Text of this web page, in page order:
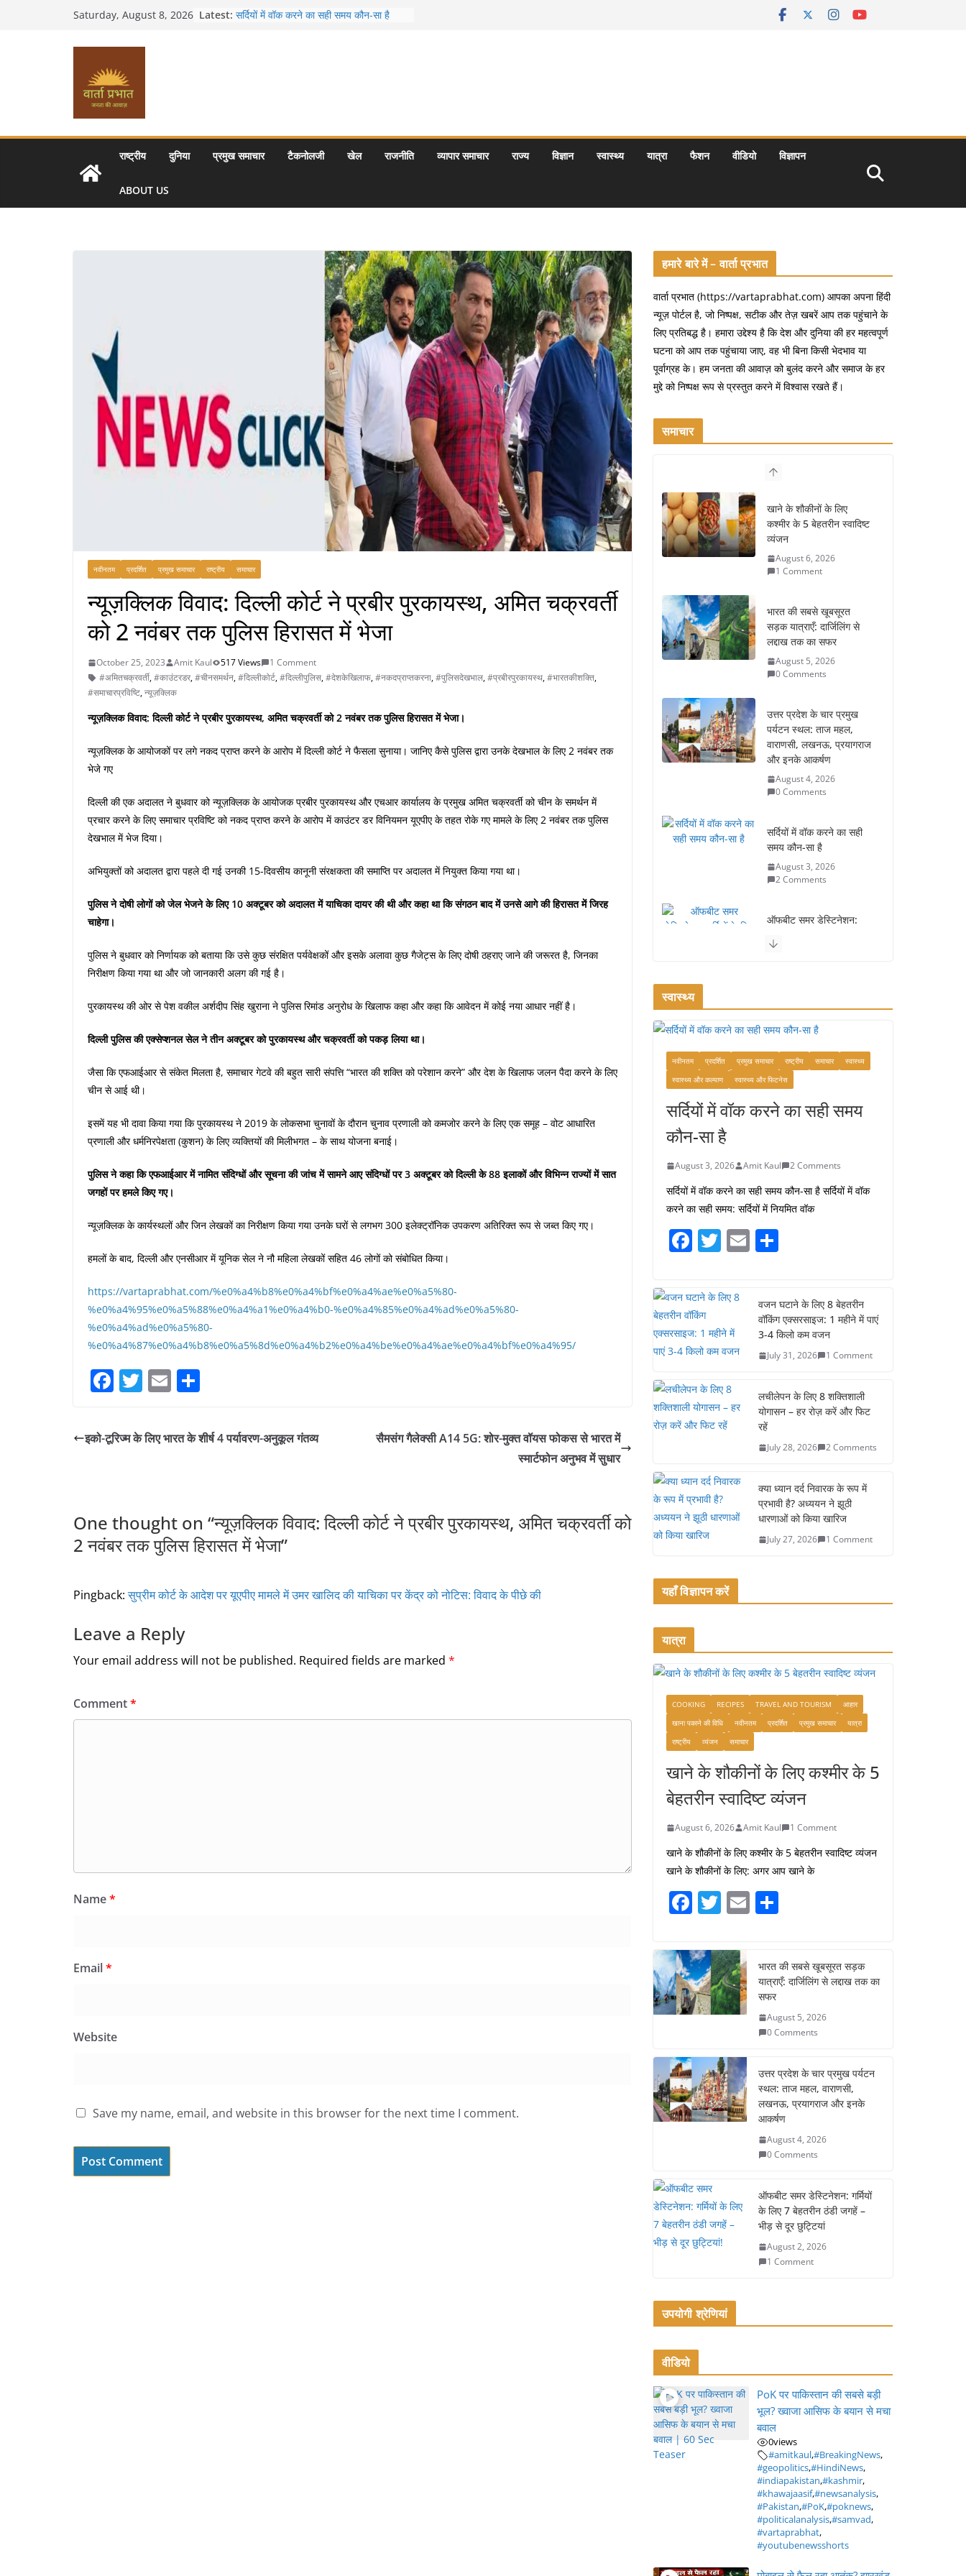
Saturday, August 8, 2026 Latest: सर्दियों में वॉक करने का सही समय कौन-सा है
राष्ट्रीय
दुनिया प्रमुख समाचार टैकनोलजी खेल राजनीति व्यापार समाचार राज्य विज्ञान स्वास्थ्य यात्रा फैशन वीडियो विज्ञापन
ABOUT US
नवीनतम प्रदर्शित प्रमुख समाचार राष्ट्रीय समाचार
न्यूज़क्लिक विवाद: दिल्ली कोर्ट ने प्रबीर पुरकायस्थ, अमित चक्रवर्ती
को 2 नवंबर तक पुलिस हिरासत में भेजा
October 25, 2023 Amit Kaul 517 Views
1 Comment
#अमितचक्रवर्ती,#काउंटरडर,#चीनसमर्थन,#दिल्लीकोर्ट,#दिल्लीपुलिस,#देशकेखिलाफ,#नकदप्राप्तकरना,#पुलिसदेखभाल,#प्रबीरपुरकायस्थ,#भारतकीशक्ति,
#समाचारप्रविष्टि,न्यूज़क्लिक
न्यूज़क्लिक विवाद: दिल्ली कोर्ट ने प्रबीर पुरकायस्थ, अमित चक्रवर्ती को 2 नवंबर तक पुलिस हिरासत में भेजा।
न्यूज़क्लिक के आयोजकों पर लगे नकद प्राप्त करने के आरोप में दिल्ली कोर्ट ने फैसला सुनाया। जानिए कैसे पुलिस द्वारा उनके देखभाल के लिए 2 नवंबर तक
भेजे गए
दिल्ली की एक अदालत ने बुधवार को न्यूज़क्लिक के आयोजक प्रबीर पुरकायस्थ और एचआर कार्यालय के प्रमुख अमित चक्रवर्ती को चीन के समर्थन में
प्रचार करने के लिए समाचार प्रविष्टि को नकद प्राप्त करने के आरोप में काउंटर डर विनियमन यूएपीए के तहत रोके गए मामले के लिए 2 नवंबर तक पुलिस
देखभाल में भेज दिया।
अभियुक्तों को अदालत द्वारा पहले दी गई उनकी 15-दिवसीय कानूनी संरक्षकता की समाप्ति पर अदालत में नियुक्त किया गया था।
पुलिस ने दोषी लोगों को जेल भेजने के लिए 10 अक्टूबर को अदालत में याचिका दायर की थी और कहा था कि संगठन बाद में उनसे आगे की हिरासत में जिरह
चाहेगा।
पुलिस ने बुधवार को निर्णायक को बताया कि उसे कुछ संरक्षित पर्यवेक्षकों और इसके अलावा कुछ गैजेट्स के लिए दोषी ठहराए जाने की जरूरत है, जिनका
निरीक्षण किया गया था और जो जानकारी अलग की गई है।
पुरकायस्थ की ओर से पेश वकील अर्शदीप सिंह खुराना ने पुलिस रिमांड अनुरोध के खिलाफ कहा और कहा कि आवेदन में कोई नया आधार नहीं है।
दिल्ली पुलिस की एक्सेप्शनल सेल ने तीन अक्टूबर को पुरकायस्थ और चक्रवर्ती को पकड़ लिया था।
जैसा कि एफआईआर से संकेत मिलता है, समाचार गेटवे की बहुत सारी संपत्ति “भारत की शक्ति को परेशान करने” और देश के खिलाफ जलन पैदा करने के लिए
चीन से आई थी।
इसमें यह भी दावा किया गया कि पुरकायस्थ ने 2019 के लोकसभा चुनावों के दौरान चुनाव प्रणाली को कमजोर करने के लिए एक समूह – वोट आधारित
प्रणाली और धर्मनिरपेक्षता (कुशन) के लिए व्यक्तियों की मिलीभगत – के साथ योजना बनाई।
पुलिस ने कहा कि एफआईआर में नामित संदिग्धों और सूचना की जांच में सामने आए संदिग्धों पर 3 अक्टूबर को दिल्ली के 88 इलाकों और विभिन्न राज्यों में सात
जगहों पर हमले किए गए।
न्यूज़क्लिक के कार्यस्थलों और जिन लेखकों का निरीक्षण किया गया उनके घरों से लगभग 300 इलेक्ट्रॉनिक उपकरण अतिरिक्त रूप से जब्त किए गए।
हमलों के बाद, दिल्ली और एनसीआर में यूनिक सेल ने नौ महिला लेखकों सहित 46 लोगों को संबोधित किया।
https://vartaprabhat.com/%e0%a4%b8%e0%a4%bf%e0%a4%ae%e0%a5%80-
%e0%a4%95%e0%a5%88%e0%a4%a1%e0%a4%b0-%e0%a4%85%e0%a4%ad%e0%a5%80-
%e0%a4%ad%e0%a5%80-
%e0%a4%87%e0%a4%b8%e0%a5%8d%e0%a4%b2%e0%a4%be%e0%a4%ae%e0%a4%bf%e0%a4%95/
F
c
e
o
k
T
itt
er
E
ai
l
ar
e
इको-टूरिज्म के लिए भारत के शीर्ष 4 पर्यावरण-अनुकूल गंतव्य
सैमसंग गैलेक्सी A14 5G: शोर-मुक्त वॉयस फोकस से भारत में
स्मार्टफोन अनुभव में सुधार
One thought on “न्यूज़क्लिक विवाद: दिल्ली कोर्ट ने प्रबीर पुरकायस्थ, अमित चक्रवर्ती को
2 नवंबर तक पुलिस हिरासत में भेजा”
Pingback:सुप्रीम कोर्ट के आदेश पर यूएपीए मामले में उमर खालिद की याचिका पर केंद्र को नोटिस: विवाद के पीछे की
Leave a Reply
Your email address will not be published. Required fields are marked *
Comment*
Name*
Email*
Website
Save my name, email, and website in this browser for the next time I comment.
हमारे बारे में – वार्ता प्रभात
वार्ता प्रभात (https://vartaprabhat.com) आपका अपना हिंदी
न्यूज़ पोर्टल है, जो निष्पक्ष, सटीक और तेज़ खबरें आप तक पहुंचाने के
लिए प्रतिबद्ध है। हमारा उद्देश्य है कि देश और दुनिया की हर महत्वपूर्ण
घटना को आप तक पहुंचाया जाए, वह भी बिना किसी भेदभाव या
पूर्वाग्रह के। हम जनता की आवाज़ को बुलंद करने और समाज के हर
मुद्दे को निष्पक्ष रूप से प्रस्तुत करने में विश्वास रखते हैं।
समाचार
खाने के शौकीनों के लिए
कश्मीर के 5 बेहतरीन स्वादिष्ट
व्यंजन
August 6, 2026
1 Comment
भारत की सबसे खूबसूरत
सड़क यात्राएँ: दार्जिलिंग से
लद्दाख तक का सफर
August 5, 2026
0 Comments
उत्तर प्रदेश के चार प्रमुख
पर्यटन स्थल: ताज महल,
वाराणसी, लखनऊ, प्रयागराज
और इनके आकर्षण
August 4, 2026
0 Comments
सर्दियों में वॉक करने का सही
समय कौन-सा है
August 3, 2026
2 Comments
ऑफबीट समर डेस्टिनेशन:
जगहें – भीड़ से दूर छुट्टियां
कश्मीर यात्रा गाइड:
प्राकृतिक सुंदरता और
स्वादिष्ट भोजन का अनूठा संगम
August 1, 2026
1 Comment
1 Comment
16 ज़रूरी कीबोर्ड शॉर्टकट्स
जो आपकी उत्पादकता को
स्वास्थ्य
नवीनतम प्रदर्शित प्रमुख समाचार राष्ट्रीय समाचार
स्वास्थ्य
स्वास्थ्य और कल्याण
स्वास्थ्य और फिटनेस
सर्दियों में वॉक करने का सही समय
कौन-सा है
August 3, 2026 Amit Kaul 2 Comments
सर्दियों में वॉक करने का सही समय कौन-सा है सर्दियों में वॉक
करने का सही समय: सर्दियों में नियमित वॉक
F
c
e
b
o
o
k
T
itt
er
E
e
वजन घटाने के लिए 8 बेहतरीन
वॉकिंग एक्सरसाइज: 1 महीने में पाएं
3-4 किलो कम वजन
July 31, 2026 1 Comment
लचीलेपन के लिए 8 शक्तिशाली
योगासन – हर रोज़ करें और फिट
रहें
July 28, 2026 2 Comments
क्या ध्यान दर्द निवारक के रूप में
प्रभावी है? अध्ययन ने झूठी
धारणाओं को किया खारिज
July 27, 2026 1 Comment
यहाँ विज्ञापन करें
यात्रा
COOKING RECIPES TRAVEL AND TOURISM
आहार
खाना पकाने की विधि
नवीनतम प्रदर्शित प्रमुख समाचार
यात्रा
राष्ट्रीय
व्यंजन समाचार
खाने के शौकीनों के लिए कश्मीर के 5
बेहतरीन स्वादिष्ट व्यंजन
August 6, 2026 Amit Kaul 1 Comment
खाने के शौकीनों के लिए कश्मीर के 5 बेहतरीन स्वादिष्ट व्यंजन
खाने के शौकीनों के लिए: अगर आप खाने के
F
c
e
b
o
k
T
itt
er
E
e
भारत की सबसे खूबसूरत सड़क
यात्राएँ: दार्जिलिंग से लद्दाख तक का
सफर
August 5, 2026
0 Comments
उत्तर प्रदेश के चार प्रमुख पर्यटन
स्थल: ताज महल, वाराणसी,
लखनऊ, प्रयागराज और इनके
आकर्षण
August 4, 2026
0 Comments
ऑफबीट समर डेस्टिनेशन: गर्मियों
के लिए 7 बेहतरीन ठंडी जगहें –
भीड़ से दूर छुट्टियां
August 2, 2026
1 Comment
उपयोगी श्रेणियां
वीडियो
PoK पर पाकिस्तान की सबसे बड़ी
भूल? ख्वाजा आसिफ के बयान से मचा
बवाल
0views
#amitkaul,#BreakingNews,
#geopolitics,#HindiNews,
#indiapakistan,#kashmir,
#khawajaasif,#newsanalysis,
#Pakistan,#PoK,#poknews,
#politicalanalysis,#samvad,
#vartaprabhat,
#youtubenewsshorts